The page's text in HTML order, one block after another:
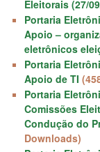
Eleitorais (27/
Portaria
Apoio –
eletrônicos
Portaria
Apoio de TI
Portaria
Comissões
Condução do
Downloads)